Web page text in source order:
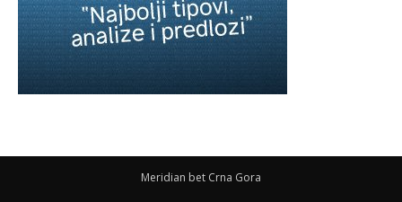
Meridian bet Crna Gora